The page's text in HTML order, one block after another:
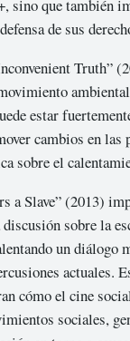
sino que también
de sus
Truth”
estar
cambios en
sobre el
a Slave” (2013)
sobre la
un diálogo
actuales.
cómo el cine
sociales,